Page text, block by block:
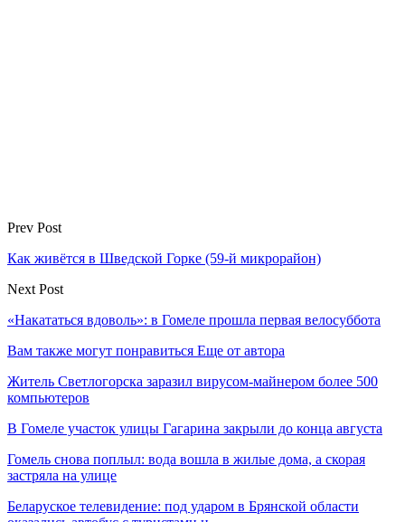
Prev Post
Как живётся в Шведской Горке (59-й микрорайон)
Next Post
«Накататься вдоволь»: в Гомеле прошла первая велосуббота
Вам также могут понравиться Еще от автора
Житель Светлогорска заразил вирусом-майнером более 500
компьютеров
В Гомеле участок улицы Гагарина закрыли до конца августа
Гомель снова поплыл: вода вошла в жилые дома, а скорая
застряла на улице
Беларуское телевидение: под ударом в Брянской области